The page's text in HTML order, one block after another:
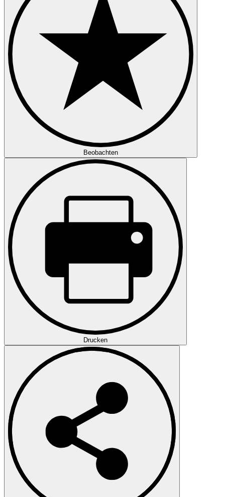
Beobachten
Drucken